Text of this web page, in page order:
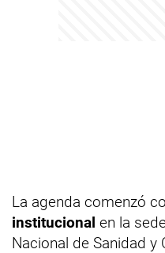
La agenda comenzó
institucional en la
Nacional de Sanidad y